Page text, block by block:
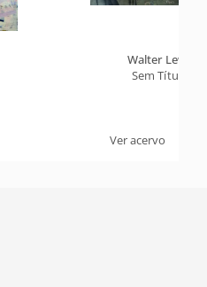
Walter Lewy
Sem Título
Ver acervo